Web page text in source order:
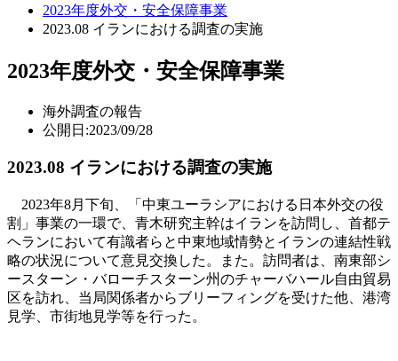
2023年度外交・安全保障事業
2023.08 イランにおける調査の実施
2023年度外交・安全保障事業
海外調査の報告
公開日:2023/09/28
2023.08 イランにおける調査の実施
2023年8月下旬、「中東ユーラシアにおける日本外交の役
割」事業の一環で、青木研究主幹はイランを訪問し、首都テ
ヘランにおいて有識者らと中東地域情勢とイランの連結性戦
略の状況について意見交換した。また。訪問者は、南東部シ
ースターン・バローチスターン州のチャーバハール自由貿易
区を訪れ、当局関係者からブリーフィングを受けた他、港湾
見学、市街地見学等を行った。